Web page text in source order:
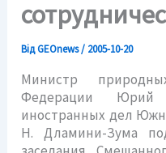
ВідGEOnews/ 2005-10-20
Министр
Федерации
иностранных дел
Н. Дламини-Зума